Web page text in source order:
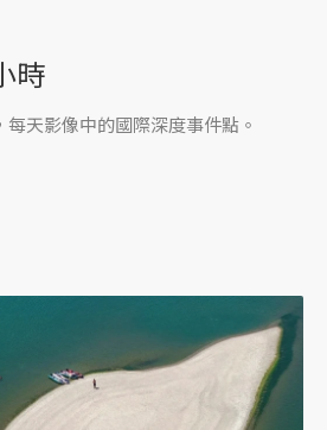
時
每天影像中的國際深度事件點。